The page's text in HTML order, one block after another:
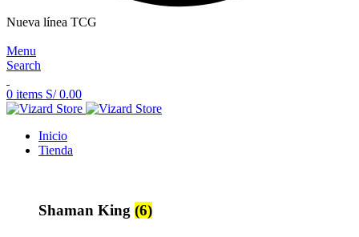
Nueva línea TCG
Menu
Search
0 items S/0.00
Inicio
Tienda
Shaman King (6)